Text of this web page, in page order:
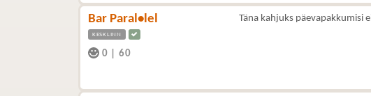
Bar Paral•lel
KESKLINN
0 60
Täna kahjuks päevapakkumisi